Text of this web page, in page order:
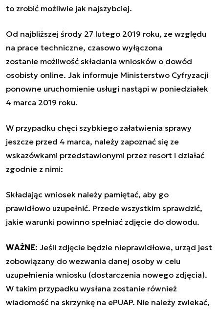
to zrobić możliwie jak najszybciej.
Od najbliższej środy 27 lutego 2019 roku, ze względu
na prace techniczne, czasowo wyłączona
zostanie możliwość składania wniosków o dowód
osobisty online. Jak informuje Ministerstwo Cyfryzacji
ponowne uruchomienie usługi nastąpi w poniedziałek
4 marca 2019 roku.
W przypadku chęci szybkiego załatwienia sprawy
jeszcze przed 4 marca, należy zapoznać się ze
wskazówkami przedstawionymi przez resort i działać
zgodnie z nimi:
Składając wniosek należy pamiętać, aby go
prawidłowo uzupełnić. Przede wszystkim sprawdzić,
jakie warunki powinno spełniać zdjęcie do dowodu.
WAŻNE: Jeśli zdjęcie będzie nieprawidłowe, urząd jest
zobowiązany do wezwania danej osoby w celu
uzupełnienia wniosku (dostarczenia nowego zdjęcia).
W takim przypadku wysłana zostanie również
wiadomość na skrzynkę na ePUAP. Nie należy zwlekać,